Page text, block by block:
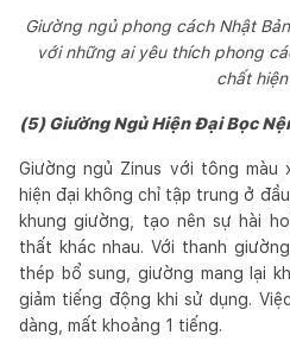
Giường ngủ phong cách Nhật
với những ai yêu thích phong
chất
(5) Giường Ngủ Hiện Đại Bọc
Giường ngủ Zinus với tông
hiện đại không chỉ tập trung ở
khung giường, tạo nên sự hài
thất khác nhau. Với thanh
thép bổ sung, giường mang lại
giảm tiếng động khi sử dụng.
dàng, mất khoảng 1 tiếng.